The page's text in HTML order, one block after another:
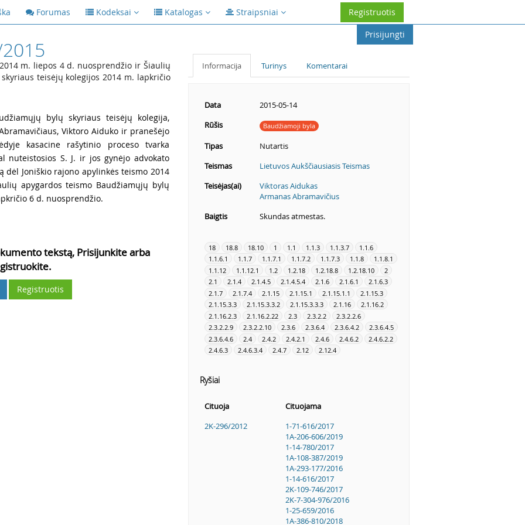
Forumas Kodeksai Katalogas Straipsniai
Registruotis
Prisijungti
m. liepos 4 d. nuosprendžio ir Šiaulių
teisėjų kolegijos 2014 m. lapkričio
bylų skyriaus teisėjų kolegija,
Viktoro Aiduko ir pranešėjo
kasacine rašytinio proceso tvarka
nuteistosios S. J. ir jos gynėjo advokato
dėl Joniškio rajono apylinkės teismo 2014
apygardos teismo Baudžiamųjų bylų
6 d. nuosprendžio.
tekstą, Prisijunkite arba
Registruotis
Informacija Turinys Komentarai
Data
2015-05-14
Rūšis
Baudžiamoji byla
Tipas
Nutartis
Teismas
Lietuvos Aukščiausiasis Teismas
Teisėjas(ai)
Viktoras Aidukas
Armanas Abramavičius
Baigtis
Skundas atmestas.
18 18.8 18.10 1 1.1 1.1.3 1.1.3.7
1.1.6
1.1.6.1
1.1.7 1.1.7.1 1.1.7.2 1.1.7.3 1.1.8
1.1.8.1
1.1.12
1.1.12.1 1.2 1.2.18 1.2.18.8 1.2.18.10
2
2.1
2.1.4 2.1.4.5 2.1.4.5.4 2.1.6 2.1.6.1
2.1.6.3
2.1.7
2.1.7.4 2.1.15 2.1.15.1 2.1.15.1.1
2.1.15.3
2.1.15.3.3
2.1.15.3.3.2 2.1.15.3.3.3 2.1.16
2.1.16.2
2.1.16.2.3
2.1.16.2.22 2.3 2.3.2.2
2.3.2.2.6
2.3.2.2.9
2.3.2.2.10 2.3.6 2.3.6.4 2.3.6.4.2
2.3.6.4.5
2.3.6.4.6
2.4 2.4.2 2.4.2.1 2.4.6 2.4.6.2
2.4.6.2.2
2.4.6.3
2.4.6.3.4 2.4.7 2.12 2.12.4
Ryšiai
Cituoja
Cituojama
2K-296/2012
1-71-616/2017
1A-206-606/2019
1-14-780/2017
1A-108-387/2019
1A-293-177/2016
1-14-616/2017
2K-109-746/2017
2K-7-304-976/2016
1-25-659/2016
1A-386-810/2018